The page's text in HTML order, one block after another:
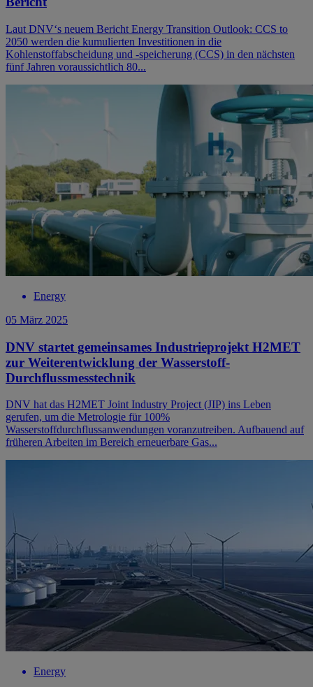
Laut DNV‘s neuem Bericht Energy Transition Outlook: CCS to
2050 werden die kumulierten Investitionen in die
Kohlenstoffabscheidung und -speicherung (CCS) in den nächsten
fünf Jahren voraussichtlich 80...
Energy
05 März 2025
DNV startet gemeinsames Industrieprojekt H2MET
zur Weiterentwicklung der Wasserstoff-
Durchflussmesstechnik
DNV hat das H2MET Joint Industry Project (JIP) ins Leben
gerufen, um die Metrologie für 100%
Wasserstoffdurchflussanwendungen voranzutreiben. Aufbauend auf
früheren Arbeiten im Bereich erneuerbare Gas...
Energy